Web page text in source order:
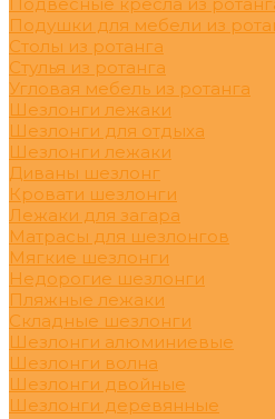
Подушки для мебели из
Столы из ротанга
Стулья из ротанга
Угловая мебель из ротанга
Шезлонги лежаки
Шезлонги для отдыха
Шезлонги лежаки
Диваны шезлонг
Кровати шезлонги
Лежаки для загара
Матрасы для шезлонгов
Мягкие шезлонги
Недорогие шезлонги
Пляжные лежаки
Складные шезлонги
Шезлонги алюминиевые
Шезлонги волна
Шезлонги двойные
Шезлонги деревянные